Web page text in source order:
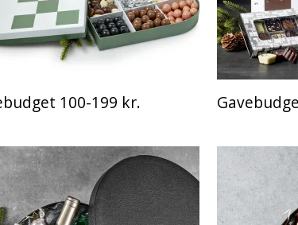
100-199 kr.